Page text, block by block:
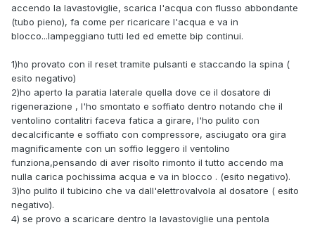
accendo la lavastoviglie, scarica l'acqua con flusso abbondante
(tubo pieno), fa come per ricaricare l'acqua e va in
blocco...lampeggiano tutti led ed emette bip continui.
1)ho provato con il reset tramite pulsanti e staccando la spina (
esito negativo)
2)ho aperto la paratia laterale quella dove ce il dosatore di
rigenerazione , l'ho smontato e soffiato dentro notando che il
ventolino contalitri faceva fatica a girare, l'ho pulito con
decalcificante e soffiato con compressore, asciugato ora gira
magnificamente con un soffio leggero il ventolino
funziona,pensando di aver risolto rimonto il tutto accendo ma
nulla carica pochissima acqua e va in blocco . (esito negativo).
3)ho pulito il tubicino che va dall'elettrovalvola al dosatore ( esito
negativo).
4) se provo a scaricare dentro la lavastoviglie una pentola